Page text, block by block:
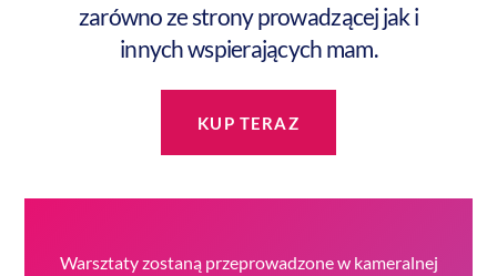
zarówno ze strony prowadzącej jak i
innych wspierających mam.
KUP TERAZ
Warsztaty zostaną przeprowadzone w kameralnej